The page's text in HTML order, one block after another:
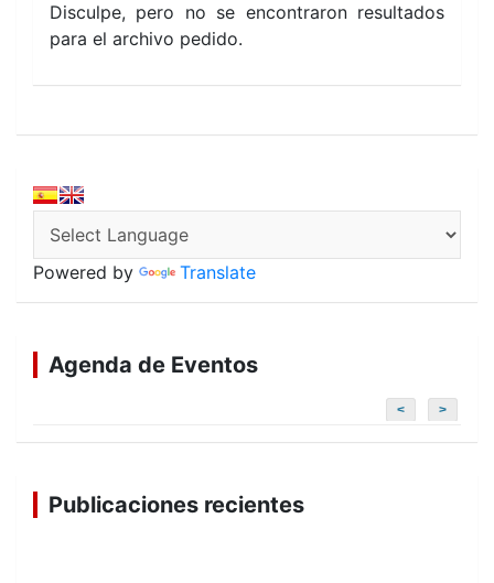
Disculpe, pero no se encontraron resultados
para el archivo pedido.
Powered by Translate
Agenda de Eventos
< >
Publicaciones recientes